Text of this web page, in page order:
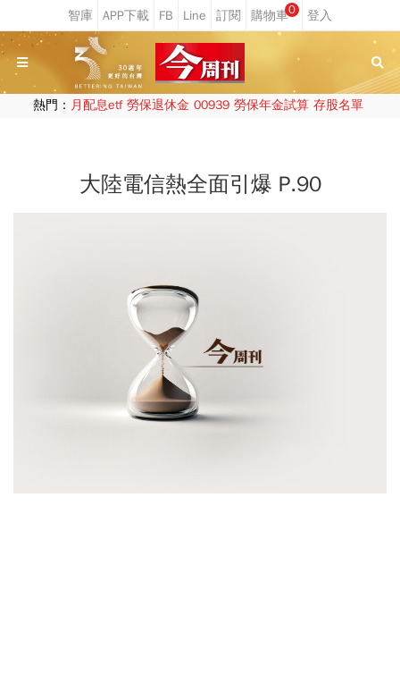
0
熱門： 月配息etf 勞保退休金 00939 勞保年金試算 存股名單
大陸電信熱全面引爆 P.90